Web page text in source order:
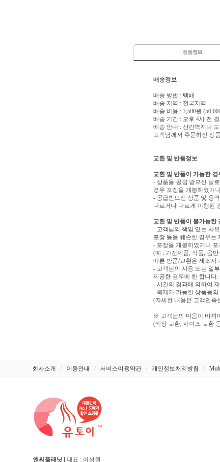
배송정보
배송 방법 : 택배
배송 지역 : 전국지역
배송 비용 : 3,500원
배송 기간 : 오후 4시 전
배송 안내 : 산간벽지나
고객님께서 주문하신 상
교환 및 반품정보
교환 및 반품이 가능한 경
- 상품을 공급 받으신 날
경우 포장을 개봉하였거
- 공급받으신 상품 및 용
다르거나 다르게 이행된
교환 및 반품이 불가능한
- 고객님의 책임 있는 사
포장 등을 훼손한 경우는
- 포장을 개봉하였거나
(예 : 가전제품, 식품, 음
따른 반품/교환은 제조사
- 고객님의 사용 또는 일
제공한 경우에 한 합니다.
- 시간의 경과에 의하여
- 복제가 가능한 상품등
(자세한 내용은 고객만족
※ 고객님의 마음이 바뀌
(색상 교환, 사이즈 교환
회사소개 / 이용안내 / 서비스이용약관 / 개인정보처리방침 /
엔씨플래닛 | 대표 : 이성원